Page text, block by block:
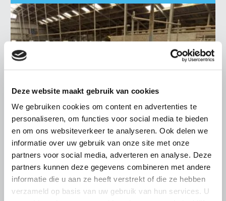
Deze website maakt gebruik van cookies
We gebruiken cookies om content en advertenties te
personaliseren, om functies voor social media te bieden
en om ons websiteverkeer te analyseren. Ook delen we
informatie over uw gebruik van onze site met onze
partners voor social media, adverteren en analyse. Deze
partners kunnen deze gegevens combineren met andere
informatie die u aan ze heeft verstrekt of die ze hebben
verzameld op basis van uw gebruik van hun services. U
LTO LOBBY
6 AUGUSTUS 2026
Kamerlid Goudzwaard (JA21)